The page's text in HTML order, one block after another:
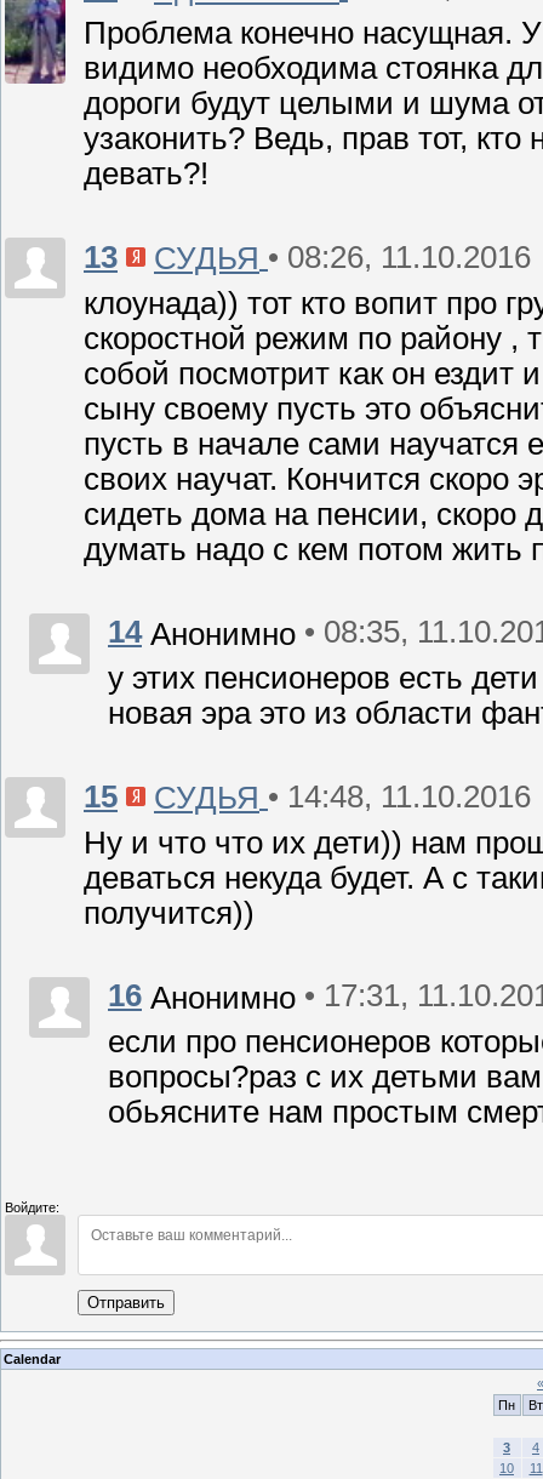
Проблема конечно насущная.
видимо необходима стоянка
дороги будут целыми и шума
узаконить? Ведь, прав тот,
девать?!
13 СУДЬЯ • 08:26, 11.10.2016
клоунада)) тот кто вопит про
скоростной режим по району ,
собой посмотрит как он ездит
сыну своему пусть это
пусть в начале сами научатся
своих научат. Кончится скоро
сидеть дома на пенсии, скоро
думать надо с кем потом жить
14 Анонимно • 08:35,
у этих пенсионеров есть
новая эра это из области
15 СУДЬЯ • 14:48, 11.10.2016
Ну и что что их дети)) нам
деваться некуда будет. А с
получится))
16 Анонимно • 17:31,
если про пенсионеров
вопросы?раз с их детьми
обьясните нам простым
Войдите:
Отправить
Calendar
«
Пн
Вт
3
4
10
11